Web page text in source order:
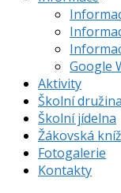
Google
Aktivity
Školní družina
Školní jídelna
Žákovská
Fotogalerie
Kontakty